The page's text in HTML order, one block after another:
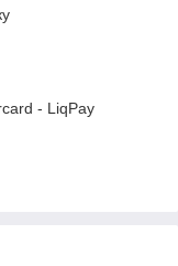
- LiqPay